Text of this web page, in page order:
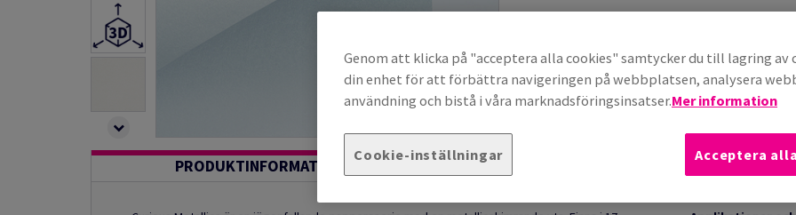
PRODUKTINFORMATION
Genom att klicka på "acceptera alla cookies" samtycker du till lagring av
din enhet för att förbättra navigeringen på webbplatsen, analysera
användning och bistå i våra marknadsföringsinsatser.Mer information
Cookie-inställningar Acceptera